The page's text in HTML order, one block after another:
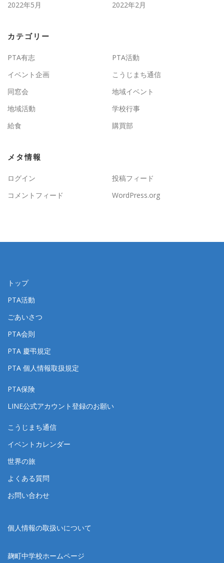
2022年5月
2022年2月
カテゴリー
PTA有志
PTA活動
イベント企画
こうじまち通信
同窓会
地域イベント
地域活動
学校行事
給食
購買部
メタ情報
ログイン
投稿フィード
コメントフィード
WordPress.org
トップ
PTA活動
ごあいさつ
PTA会則
PTA 慶弔規定
PTA 個人情報取扱規定
PTA保険
LINE公式アカウント登録のお願い
こうじまち通信
イベントカレンダー
世界の旅
よくある質問
お問い合わせ
個人情報の取扱いについて
麹町中学校ホームページ